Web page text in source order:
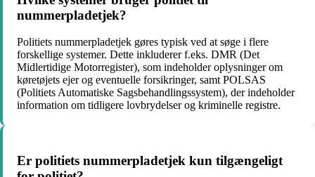
nummerpladetjek?
Politiets nummerpladetjek gøres typisk ved at søge i flere
forskellige systemer. Dette inkluderer f.eks. DMR (Det
Midlertidige Motorregister), som indeholder oplysninger om
køretøjets ejer og eventuelle forsikringer, samt POLSAS
(Politiets Automatiske Sagsbehandlingssystem), der indeholder
information om tidligere lovbrydelser og kriminelle registre.
Er politiets nummerpladetjek kun tilgængeligt